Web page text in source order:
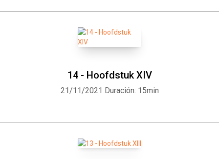
14 - Hoofdstuk XIV
21/11/2021 Duración: 15min